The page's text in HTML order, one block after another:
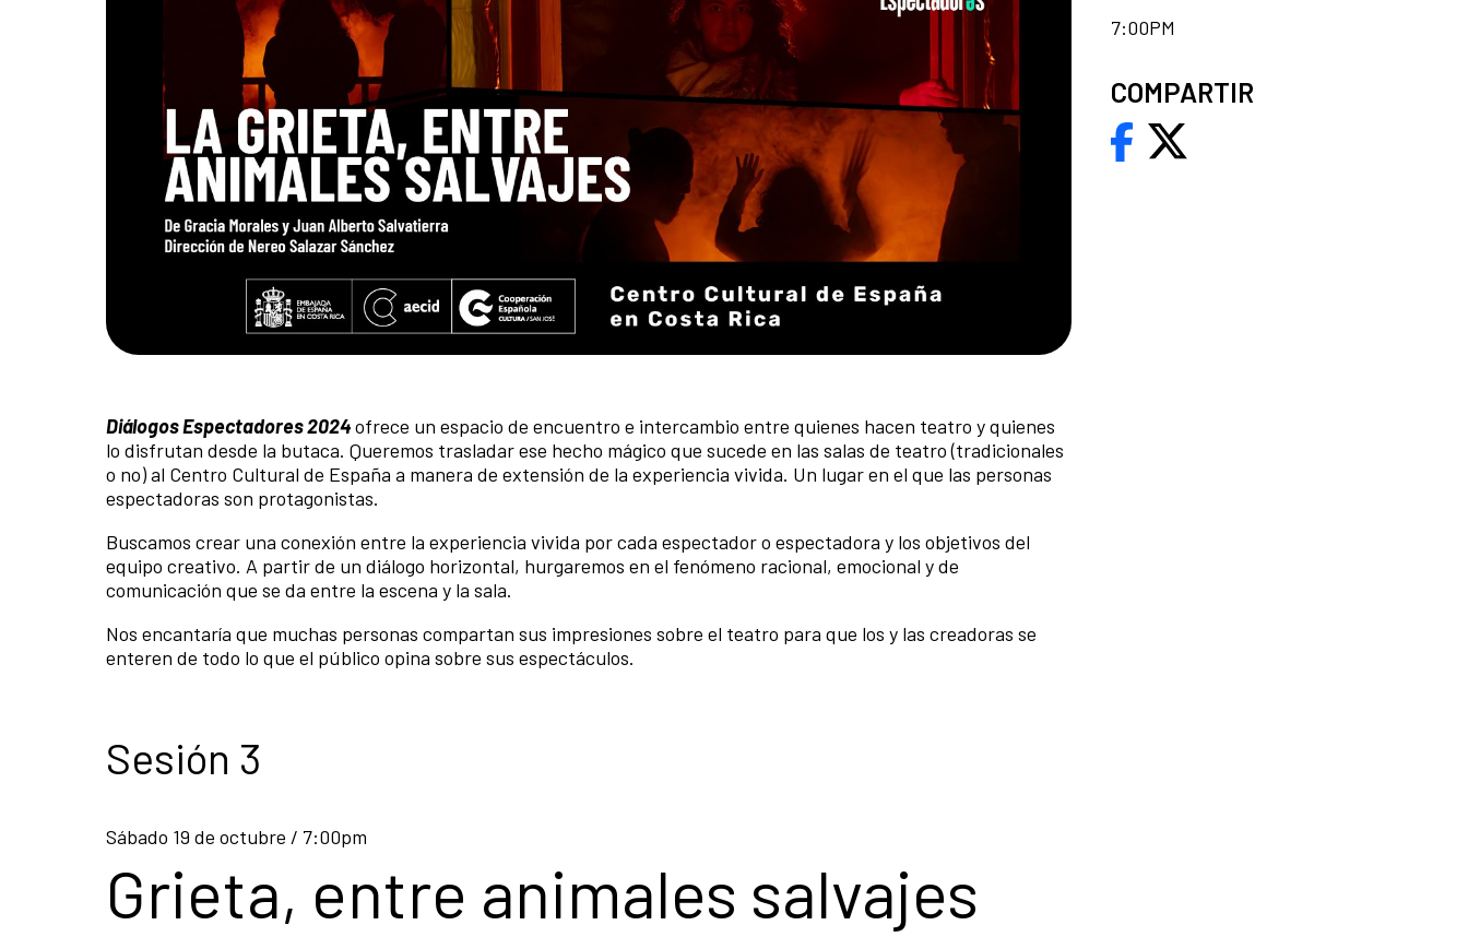
Diálogos Espectadores 2024ofrece un espacio de encuentro e intercambio entre quienes hacen teatro y quienes
lo disfrutan desde la butaca. Queremos trasladar ese hecho mágico que sucede en las salas de teatro (tradicionales
o no) al Centro Cultural de España a manera de extensión de la experiencia vivida. Un lugar en el que las personas
espectadoras son protagonistas.
Buscamos crear una conexión entre la experiencia vivida por cada espectador o espectadora y los objetivos del
equipo creativo. A partir de un diálogo horizontal, hurgaremos en el fenómeno racional, emocional y de
comunicación que se da entre la escena y la sala.
Nos encantaría que muchas personas compartan sus impresiones sobre el teatro para que los y las creadoras se
enteren de todo lo que el público opina sobre sus espectáculos.
Sesión 3
Sábado 19 de octubre / 7:00pm
Grieta, entre animales salvajes
7:00PM
COMPARTIR